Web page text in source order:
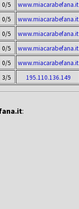
0/5 www.miacarabefana.it
0/5 www.miacarabefana.it
0/5 www.miacarabefana.it
0/5 www.miacarabefana.it
0/5 www.miacarabefana.it
3/5 195.110.136.149
: